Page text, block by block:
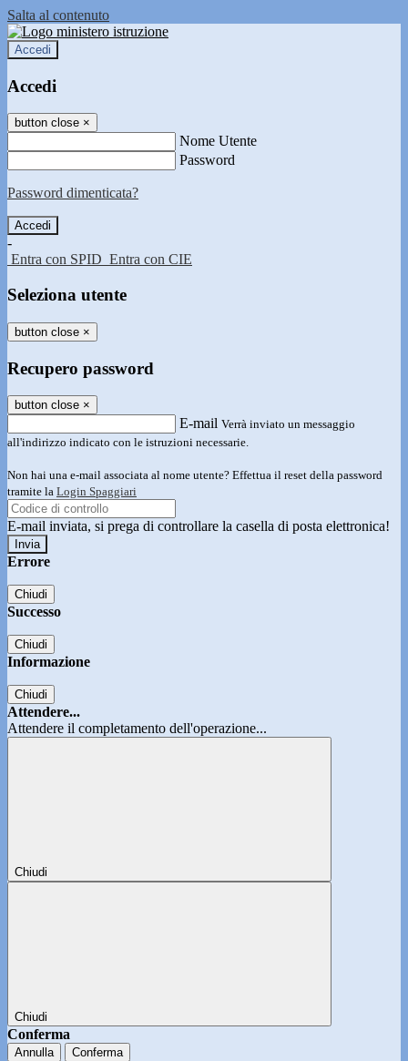
Salta al contenuto
Accedi
Accedi
button close ×
Nome Utente
Password
Password dimenticata?
-
Entra con SPID Entra con CIE
Seleziona utente
button close ×
Recupero password
button close ×
E-mail Verrà inviato un messaggio
all'indirizzo indicato con le istruzioni necessarie.
Non hai una e-mail associata al nome utente? Effettua il reset della password
tramite la Login Spaggiari
E-mail inviata, si prega di controllare la casella di posta elettronica!
Errore
Chiudi
Successo
Chiudi
Informazione
Chiudi
Attendere...
Attendere il completamento dell'operazione...
Chiudi
Chiudi
Conferma
Annulla Conferma